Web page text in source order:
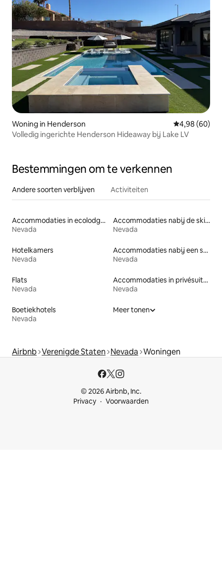
Woning in Henderson Gemiddelde
4,98 (60)
Volledig ingerichte Henderson Hideaway bij Lake LV
Bestemmingen om te verkennen
Andere soorten verblijven Activiteiten
Accommodaties in ecolodges
Nevada
Accommodaties nabij de skipiste
Nevada
Hotelkamers
Nevada
Accommodaties nabij een strand
Nevada
Flats
Nevada
Accommodaties in privésuites
Nevada
Boetiekhotels
Nevada
Meer tonen
Airbnb Verenigde Staten Nevada Woningen
© 2026 Airbnb, Inc.
Privacy
Voorwaarden